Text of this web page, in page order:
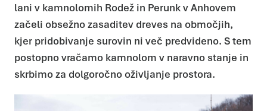
lani v kamnolomih Rodež in Perunk v Anhovem
začeli obsežno zasaditev dreves na območjih,
kjer pridobivanje surovin ni več predvideno. S tem
postopno vračamo kamnolom v naravno stanje in
skrbimo za dolgoročno oživljanje prostora.